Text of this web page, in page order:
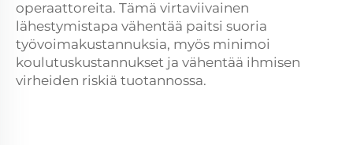
operaattoreita. Tämä virtaviivainen
lähestymistapa vähentää paitsi suoria
työvoimakustannuksia, myös minimoi
koulutuskustannukset ja vähentää ihmisen
virheiden riskiä tuotannossa.